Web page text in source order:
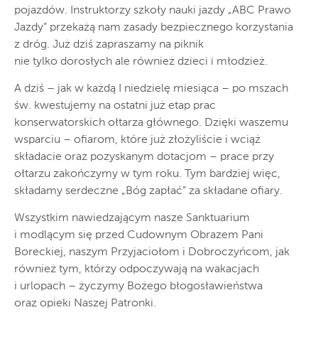
pojazdów. Instruktorzy szkoły nauki jazdy „ABC Prawo
Jazdy” przekażą nam zasady bezpiecznego korzystania
z dróg. Już dziś zapraszamy na piknik
nie tylko dorosłych ale również dzieci i młodzież.
A dziś – jak w każdą I niedzielę miesiąca – po mszach
św. kwestujemy na ostatni już etap prac
konserwatorskich ołtarza głównego. Dzięki waszemu
wsparciu – ofiarom, które już złożyliście i wciąż
składacie oraz pozyskanym dotacjom – prace przy
ołtarzu zakończymy w tym roku. Tym bardziej więc,
składamy serdeczne „Bóg zapłać” za składane ofiary.
Wszystkim nawiedzającym nasze Sanktuarium
i modlącym się przed Cudownym Obrazem Pani
Boreckiej, naszym Przyjaciołom i Dobroczyńcom, jak
również tym, którzy odpoczywają na wakacjach
i urlopach – życzymy Bożego błogosławieństwa
oraz opieki Naszej Patronki.